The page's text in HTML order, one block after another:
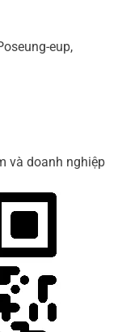
eup,
và doanh nghiệp